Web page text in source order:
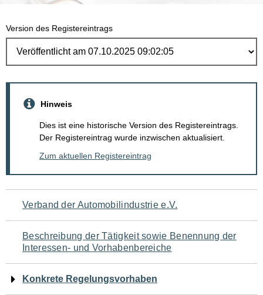
Version des Registereintrags
Hinweis
Dies ist eine historische Version des Registereintrags.
Der Registereintrag wurde inzwischen aktualisiert.
Zum aktuellen Registereintrag
Navigation
für
den
Seiteninhalt
Verband der Automobilindustrie e.V.
Beschreibung der Tätigkeit sowie Benennung der
Interessen- und Vorhabenbereiche
Konkrete Regelungsvorhaben